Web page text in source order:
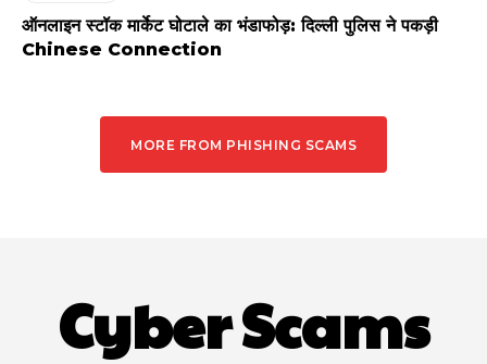
ऑनलाइन स्टॉक मार्केट घोटाले का भंडाफोड़: दिल्ली पुलिस ने पकड़ी
Chinese Connection
MORE FROM PHISHING SCAMS
Cyber Scams